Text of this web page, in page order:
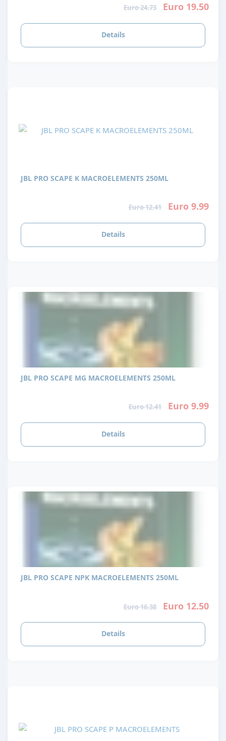
Euro 24.73 Euro 19.50
Details
JBL PRO SCAPE K MACROELEMENTS 250ML
Euro 12.41 Euro 9.99
Details
JBL PRO SCAPE MG MACROELEMENTS 250ML
Euro 12.41 Euro 9.99
Details
JBL PRO SCAPE NPK MACROELEMENTS 250ML
Euro 16.38 Euro 12.50
Details